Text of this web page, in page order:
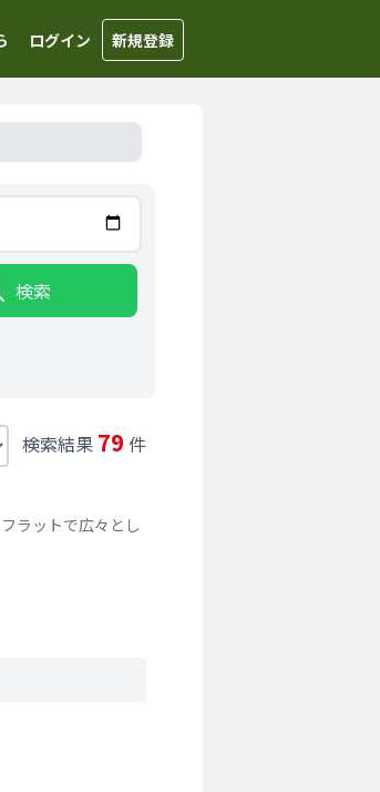
ログイン 新規登録
検索
検索結果 79 件
ラットで広々とし